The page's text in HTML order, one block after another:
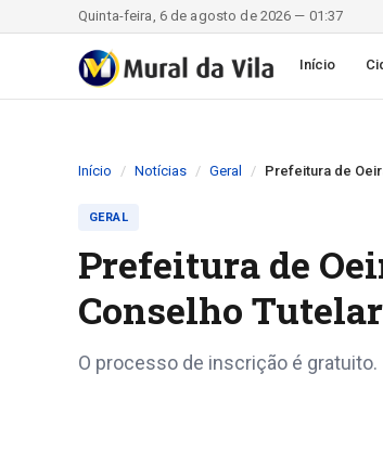
Quinta-feira, 6 de agosto de 2026 — 01:37
Início
Início Notícias Geral Prefeitura de
GERAL
Prefeitura de
Conselho Tutelar
O processo de inscrição é gratuito.